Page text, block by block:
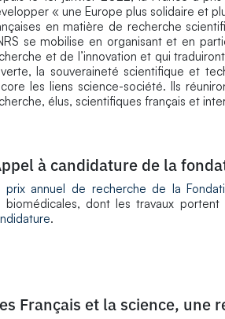
« une Europe plus solidaire et
en matière de recherche
se mobilise en organisant et en
et de l’innovation et qui
la souveraineté scientifique et
les liens science-société. Ils
élus, scientifiques français et
à candidature de la
prix annuel de recherche de la
biomédicales, dont les travaux
.
Français et la science, une